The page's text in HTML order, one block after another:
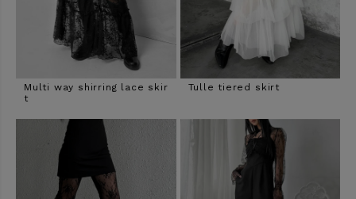
Multi way shirring lace skir
t
Tulle tiered skirt